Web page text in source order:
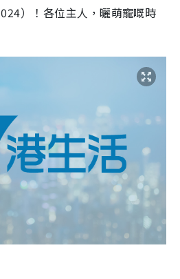
）！各位主人，曬萌寵嘅時